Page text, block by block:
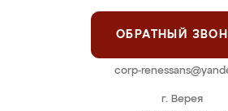
г. Верея
ОБРАТНЫЙ
corp-